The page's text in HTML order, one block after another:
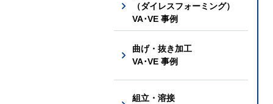
（ダイレスフォーミング）
VA･VE 事例
曲げ・抜き加工
VA･VE 事例
組立・溶接